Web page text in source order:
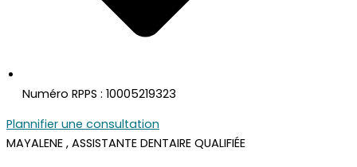
Numéro RPPS : 10005219323
Plannifier une consultation
MAYALENE , ASSISTANTE DENTAIRE QUALIFIÉE